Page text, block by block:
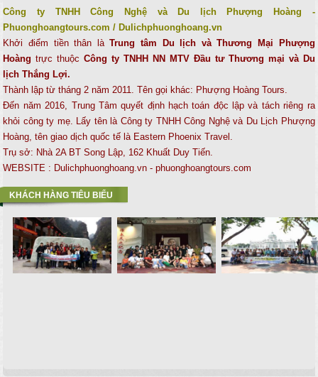
Công ty TNHH Công Nghệ và Du lịch Phượng Hoàng -
Phuonghoangtours.com / Dulichphuonghoang.vn
Khởi điểm tiền thân làTrung tâm Du lịch và Thương Mại Phượng
Hoàng trực thuộcCông ty TNHH NN MTV Đầu tư Thương mại và Du
lịch Thắng Lợi.
Thành lập từ tháng 2 năm 2011. Tên gọi khác: Phượng Hoàng Tours.
Đến năm 2016, Trung Tâm quyết định hạch toán độc lập và tách riêng ra
khỏi công ty mẹ. Lấy tên là Công ty TNHH Công Nghệ và Du Lịch Phượng
Hoàng, tên giao dịch quốc tế là Eastern Phoenix Travel.
Trụ sở: Nhà 2A BT Song Lập, 162 Khuất Duy Tiến.
WEBSITE : Dulichphuonghoang.vn - phuonghoangtours.com
KHÁCH HÀNG TIÊU BIỂU